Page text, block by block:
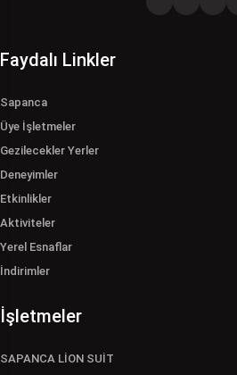
Faydalı Linkler
Sapanca
Üye İşletmeler
Gezilecekler Yerler
Deneyimler
Etkinlikler
Aktiviteler
Yerel Esnaflar
İndirimler
İşletmeler
SAPANCA LİON SUİT